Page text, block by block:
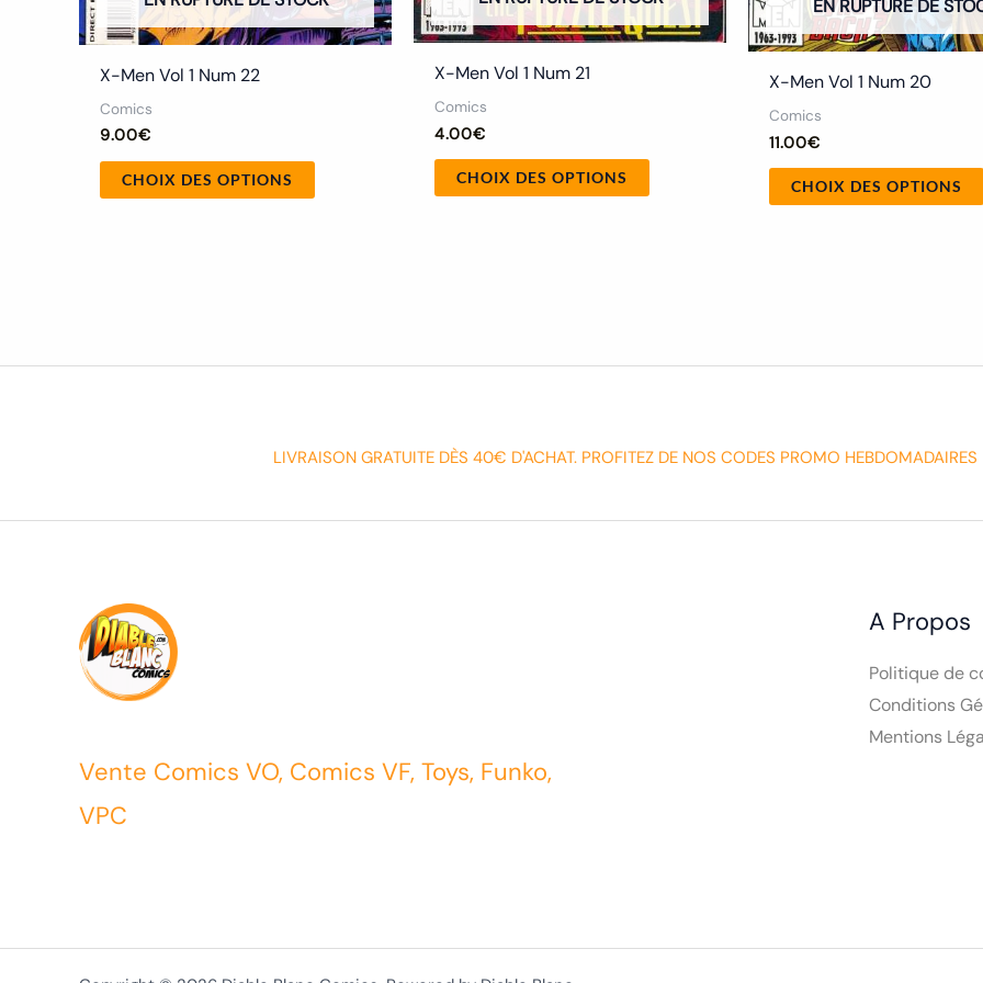
X-Men Vol 1 Num 22
Comics
9.00€
CHOIX DES OPTIONS
produit
X-Men Vol 1 Num 21
Comics
4.00€
CHOIX DES OPTIONS
produit
EN RUPTURE DE
X-Men Vol 1 Num 20
Comics
11.00€
CHOIX DES OPTIONS
LIVRAISON GRATUITE DÈS 40€ D'ACHAT. PROFITEZ DE NOS CODES PROMO HEBDOMADAIRES
Vente Comics VO, Comics VF, Toys, Funko,
VPC
A Propos
Politique de
Conditions
Mentions